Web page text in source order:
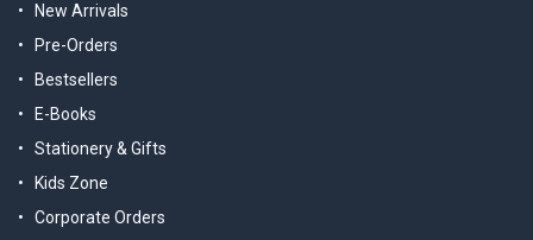
New Arrivals
Pre-Orders
Bestsellers
E-Books
Stationery & Gifts
Kids Zone
Corporate Orders